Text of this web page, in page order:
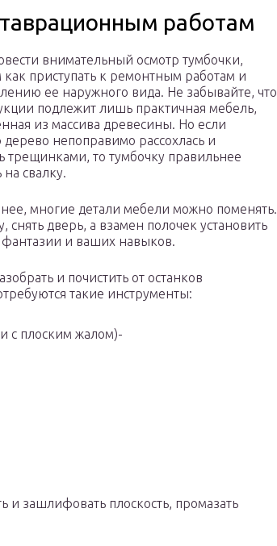
работам
внимательный осмотр тумбочки,
как приступать к ремонтным работам и
ее наружного вида. Не забывайте, что
подлежит лишь практичная мебель,
из массива древесины. Но если
непоправимо рассохлась и
трещинками, то тумбочку правильнее
на свалку.
многие детали мебели можно поменять.
снять дверь, а взамен полочек установить
и ваших навыков.
и почистить от останков
такие инструменты:
с плоским жалом)-
и зашлифовать плоскость, промазать